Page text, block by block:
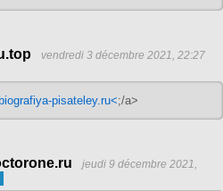
vendredi 3 décembre 2021, 22:27
pisateley.ru<;/a>
jeudi 9 décembre 2021,